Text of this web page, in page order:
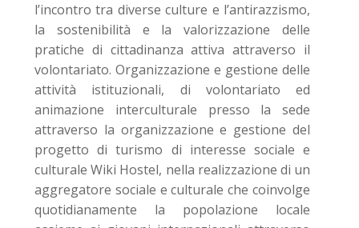
l’incontro tra diverse culture e l’antirazzismo,
la sostenibilità e la valorizzazione delle
pratiche di cittadinanza attiva attraverso il
volontariato. Organizzazione e gestione delle
attività istituzionali, di volontariato ed
animazione interculturale presso la sede
attraverso la organizzazione e gestione del
progetto di turismo di interesse sociale e
culturale Wiki Hostel, nella realizzazione di un
aggregatore sociale e culturale che coinvolge
quotidianamente la popolazione locale